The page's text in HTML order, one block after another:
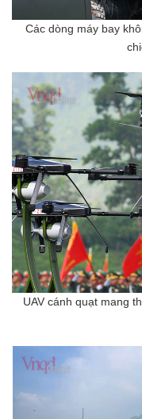
Các dòng máy bay
UAV cánh quạt mang